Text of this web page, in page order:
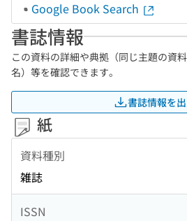
Google Book Search
書誌情報
この資料の詳細や典拠（同じ主題の資
名）等を確認できます。
書誌情報を
紙
資料種別
雑誌
ISSN